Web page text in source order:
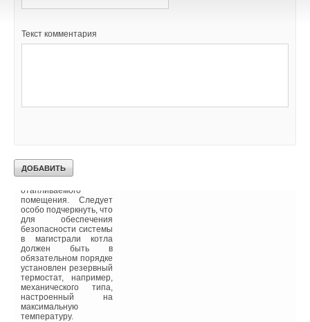
Текст комментария
что исключает
проводов; появляется
возможность
возникающего
вследствие высокой
отапливаемого
помещения. Следует
особо подчеркнуть, что
для обеспечения
безопасности системы
в магистрали котла
должен быть в
обязательном порядке
установлен резервный
термостат, например,
механического типа,
настроенный на
максимальную
температуру.